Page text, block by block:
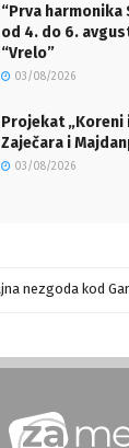
“Prva
od 4. do 6.
“Vrelo”
03/08/2026
Projekat „Koreni
Zaječara i
03/08/2026